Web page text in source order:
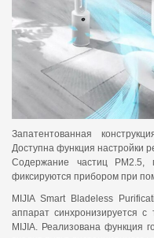
Запатентованная
Доступна функция настройки
Содержание частиц РМ2.5,
фиксируются прибором при
MIJIA Smart Bladeless
аппарат синхронизируется
MIJIA. Реализована функция